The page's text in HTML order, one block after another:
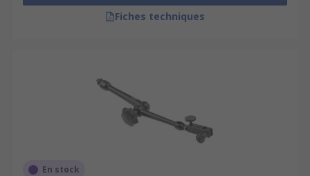
Fiches techniques
En stock